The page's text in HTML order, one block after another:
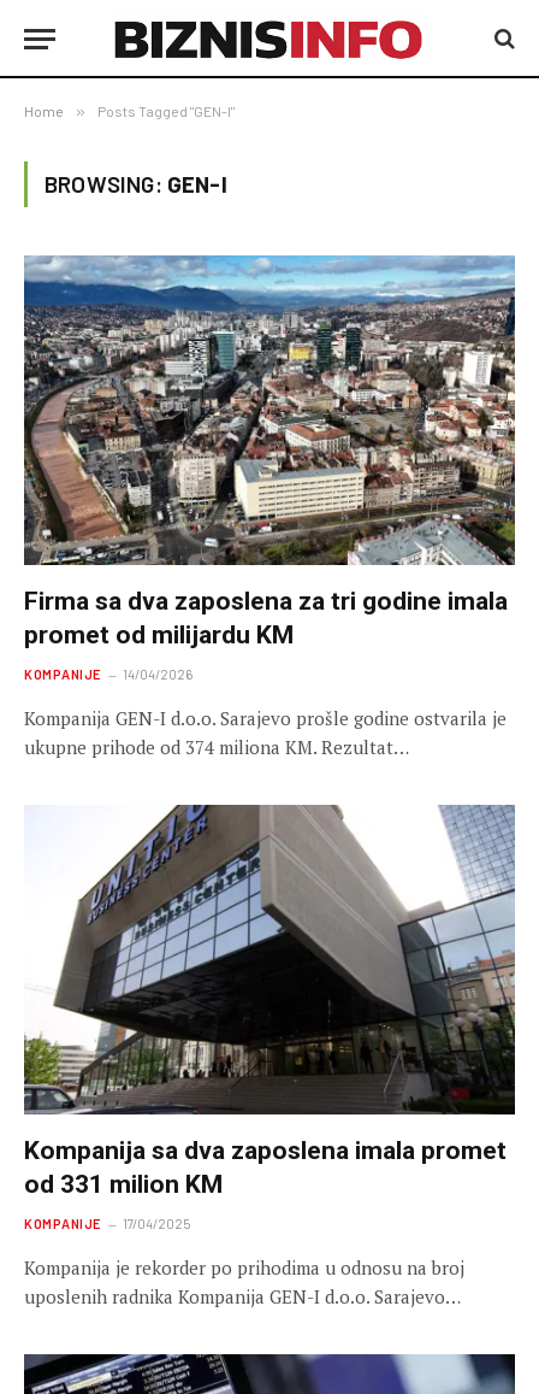
Home » Posts Tagged "GEN-I"
BROWSING: GEN-I
Firma sa dva zaposlena za tri godine imala
promet od milijardu KM
KOMPANIJE 14/04/2026
Kompanija GEN-I d.o.o. Sarajevo prošle godine ostvarila je
ukupne prihode od 374 miliona KM. Rezultat…
Kompanija sa dva zaposlena imala promet
od 331 milion KM
KOMPANIJE 17/04/2025
Kompanija je rekorder po prihodima u odnosu na broj
uposlenih radnika Kompanija GEN-I d.o.o. Sarajevo…